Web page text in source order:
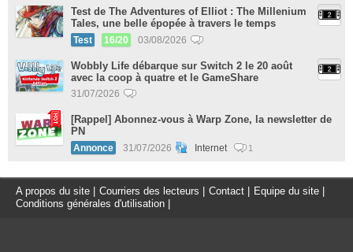
Test de The Adventures of Elliot : The Millenium
Tales, une belle épopée à travers le temps
Test 16/20 03/08/2026
Wobbly Life débarque sur Switch 2 le 20 août
avec la coop à quatre et le GameShare
31/07/2026
[Rappel] Abonnez-vous à Warp Zone, la newsletter de
PN
Annonce 31/07/2026 Internet 1
A propos du site Courriers des lecteurs Contact Equipe du site
Conditions générales d'utilisation